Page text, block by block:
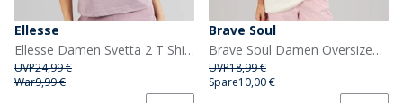
Ellesse
Ellesse Damen Svetta 2 T Shirt Light Purple
UVP24,99 €
War9,99 €
Brave Soul
Brave Soul Damen Oversized Grafik T-Shirt Cream
UVP18,99 €
Spare10,00 €